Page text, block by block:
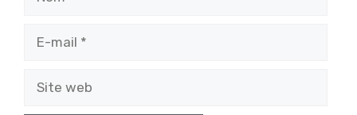
mail
web